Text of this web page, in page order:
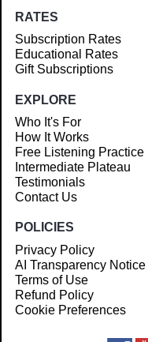
RATES
Subscription Rates
Educational Rates
Gift Subscriptions
EXPLORE
Who It's For
How It Works
Free Listening Practice
Intermediate Plateau
Testimonials
Contact Us
POLICIES
Privacy Policy
AI Transparency Notice
Terms of Use
Refund Policy
Cookie Preferences